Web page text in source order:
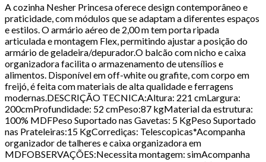
A cozinha Nesher Princesa oferece design contemporâneo e
praticidade, com módulos que se adaptam a diferentes espaços
e estilos. O armário aéreo de 2,00 m tem porta ripada
articulada e montagem Flex, permitindo ajustar a posição do
armário de geladeira/depurador.O balcão com nicho e caixa
organizadora facilita o armazenamento de utensílios e
alimentos. Disponível em off-white ou grafite, com corpo em
freijó, é feita com materiais de alta qualidade e ferragens
modernas.DESCRIÇÃO TECNICA:Altura: 221 cmLargura:
200cmProfundidade: 52 cmPeso:87 kgMaterial da estrutura:
100% MDFPeso Suportado nas Gavetas: 5 KgPeso Suportado
nas Prateleiras:15 KgCorrediças: Telescopicas*Acompanha
organizador de talheres e caixa organizadora em
MDFOBSERVAÇÕES:Necessita montagem: simAcompanha